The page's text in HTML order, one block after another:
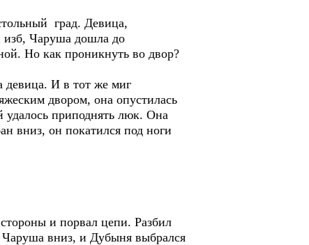
град. Девица,
изб, Чаруша дошла до
Но как проникнуть во двор?
девица. И в тот же миг
двором, она опустилась
приподнять люк. Она
вниз, он покатился под ноги
и порвал цепи. Разбил
Чаруша вниз, и Дубыня выбрался